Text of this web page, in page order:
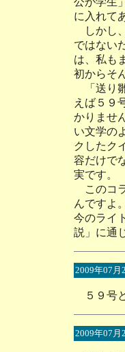
に入れて
しかし
ではない
は、私も
初からそ
「送り
えば５９
かりませ
い文学の
クしたク
容だけで
実です。
このコ
んですよ
今のライ
説」に通
2009年07月
５９号
2009年07月